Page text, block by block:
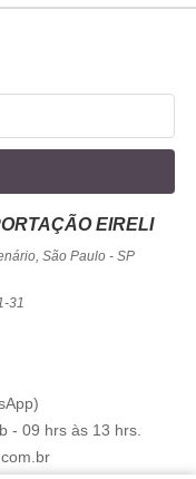
EIRELI
São Paulo- SP
31
- 09 hrs às 13 hrs.